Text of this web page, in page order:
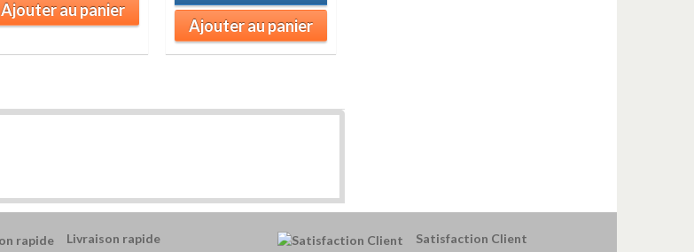
Ajouter au panier
Ajouter au panier
Livraison rapide Satisfaction Client